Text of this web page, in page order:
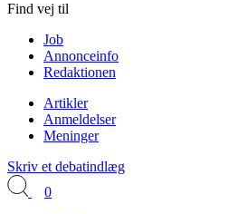
Find vej til
Job
Annonceinfo
Redaktionen
Artikler
Anmeldelser
Meninger
Skriv et debatindlæg
0